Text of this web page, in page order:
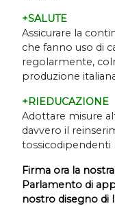
+SALUTE
Assicurare la
che fanno uso di
regolarmente,
produzione
+RIEDUCAZIONE
Adottare misure
davvero il
tossicodipendenti
Firma ora la
Parlamento di
nostro disegno di